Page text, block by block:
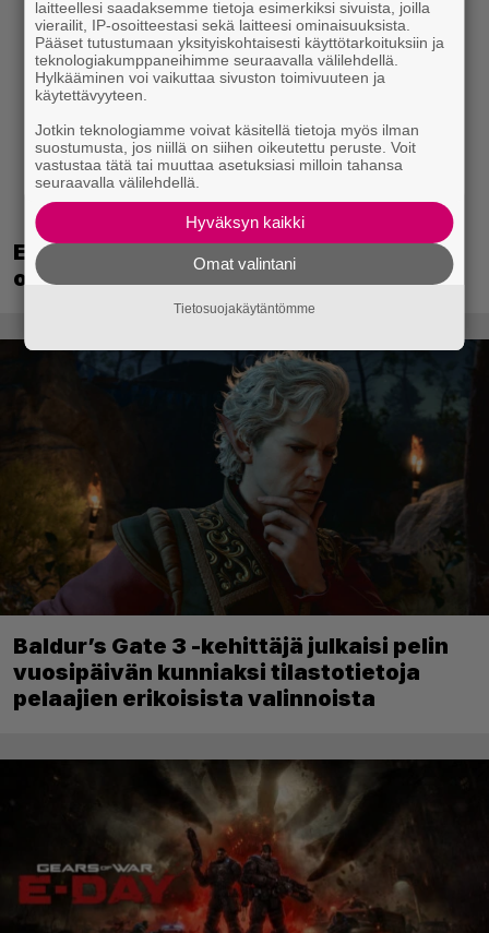
EA myytiin Saudi-Arabiaan – yhtiöltä
odotetaan massairtisanomisia
Baldur’s Gate 3 -kehittäjä julkaisi pelin
vuosipäivän kunniaksi tilastotietoja
pelaajien erikoisista valinnoista
laitteellesi saadaksemme tietoja esimerkiksi sivuista, joilla
vierailit, IP-osoitteestasi sekä laitteesi ominaisuuksista.
Pääset tutustumaan yksityiskohtaisesti käyttötarkoituksiin ja
teknologiakumppaneihimme seuraavalla välilehdellä.
Hylkääminen voi vaikuttaa sivuston toimivuuteen ja
käytettävyyteen.
Jotkin teknologiamme voivat käsitellä tietoja myös ilman
suostumusta, jos niillä on siihen oikeutettu peruste. Voit
vastustaa tätä tai muuttaa asetuksiasi milloin tahansa
seuraavalla välilehdellä.
Hyväksyn kaikki
Omat valintani
Tietosuojakäytäntömme